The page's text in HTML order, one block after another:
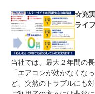
☆充
ライ
当社では、最大２年間の
「エアコンが効かなくな
ど、突然のトラブルにも